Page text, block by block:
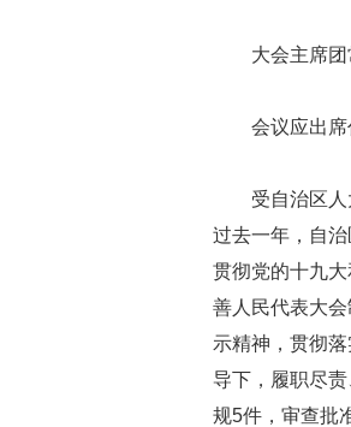
大会主席
会议应出席
受自治区
过去一年，自
贯彻党的十九
善人民代表大
示精神，贯彻
导下，履职尽
规5件，审查批